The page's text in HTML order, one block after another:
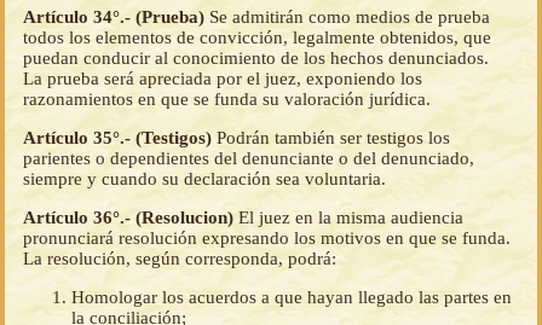
Artículo 34°.- (Prueba) Se admitirán como medios de prueba
todos los elementos de convicción, legalmente obtenidos, que
puedan conducir al conocimiento de los hechos denunciados.
La prueba será apreciada por el juez, exponiendo los
razonamientos en que se funda su valoración jurídica.
Artículo 35°.- (Testigos) Podrán también ser testigos los
parientes o dependientes del denunciante o del denunciado,
siempre y cuando su declaración sea voluntaria.
Artículo 36°.- (Resolucion) El juez en la misma audiencia
pronunciará resolución expresando los motivos en que se funda.
La resolución, según corresponda, podrá:
Homologar los acuerdos a que hayan llegado las partes en
la conciliación;